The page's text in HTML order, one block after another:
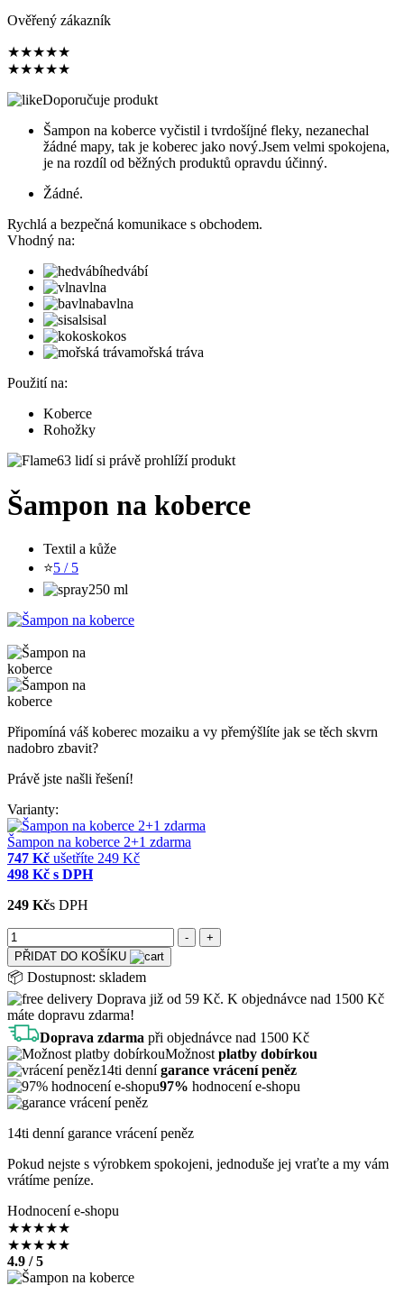
Ověřený zákazník
★★★★★
★★★★★
Doporučuje produkt
Šampon na koberce vyčistil i tvrdošíjné fleky, nezanechal
žádné mapy, tak je koberec jako nový.Jsem velmi spokojena,
je na rozdíl od běžných produktů opravdu účinný.
Žádné.
Rychlá a bezpečná komunikace s obchodem.
Vhodný na:
hedvábí
vlna
bavlna
sisal
kokos
mořská tráva
Použití na:
Koberce
Rohožky
63 lidí si právě prohlíží produkt
Šampon na koberce
Textil a kůže
⭐5 / 5
250 ml
Připomíná váš koberec mozaiku a vy přemýšlíte jak se těch skvrn
nadobro zbavit?
Právě jste našli řešení!
Varianty:
Šampon na koberce 2+1 zdarma
747 Kč ušetříte 249 Kč
498 Kč s DPH
249 Kčs DPH
PŘIDAT DO KOŠÍKU
📦 Dostupnost: skladem
Doprava již od 59 Kč. K objednávce nad 1500 Kč
máte dopravu zdarma!
Doprava zdarma při objednávce nad 1500 Kč
Možnost platby dobírkou
14ti dennígarance vrácení peněz
97% hodnocení e-shopu
14ti denní garance vrácení peněz
Pokud nejste s výrobkem spokojeni, jednoduše jej vraťte a my vám
vrátíme peníze.
Hodnocení e-shopu
★★★★★
★★★★★
4.9 / 5